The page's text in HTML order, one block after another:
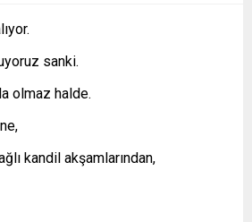
sanki.
olmaz halde.
kandil akşamlarından,